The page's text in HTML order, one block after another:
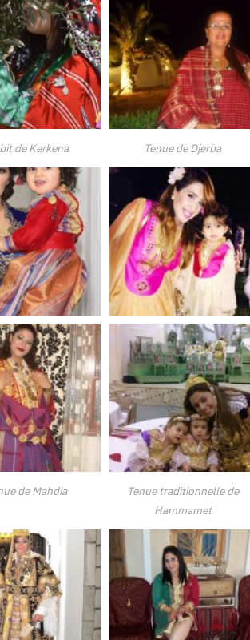
de Kerkena Tenue de Djerba
de Mahdia
Tenue traditionnelle de
Hammamet